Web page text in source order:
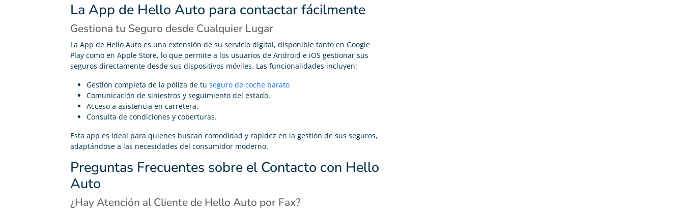
La App de Hello Auto para contactar fácilmente
Gestiona tu Seguro desde Cualquier Lugar
La App de Hello Auto es una extensión de su servicio digital, disponible tanto en Google
Play como en Apple Store, lo que permite a los usuarios de Android e iOS gestionar sus
seguros directamente desde sus dispositivos móviles. Las funcionalidades incluyen:
Gestión completa de la póliza de tu seguro de coche barato
Comunicación de siniestros y seguimiento del estado.
Acceso a asistencia en carretera.
Consulta de condiciones y coberturas.
Esta app es ideal para quienes buscan comodidad y rapidez en la gestión de sus seguros,
adaptándose a las necesidades del consumidor moderno.
Preguntas Frecuentes sobre el Contacto con Hello
Auto
¿Hay Atención al Cliente de Hello Auto por Fax?